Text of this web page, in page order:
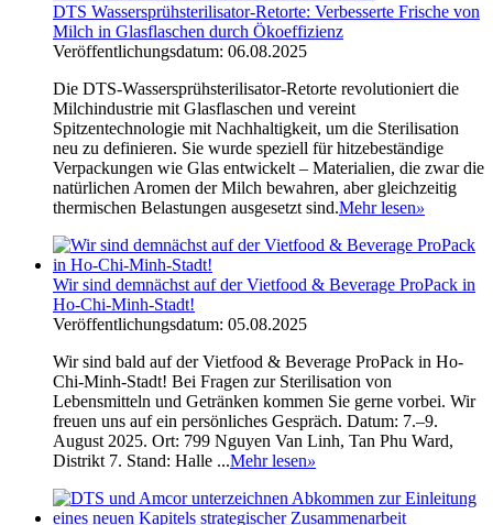
DTS Wassersprühsterilisator-Retorte: Verbesserte Frische von
Milch in Glasflaschen durch Ökoeffizienz
Veröffentlichungsdatum: 06.08.2025
Die DTS-Wassersprühsterilisator-Retorte revolutioniert die
Milchindustrie mit Glasflaschen und vereint
Spitzentechnologie mit Nachhaltigkeit, um die Sterilisation
neu zu definieren. Sie wurde speziell für hitzebeständige
Verpackungen wie Glas entwickelt – Materialien, die zwar die
natürlichen Aromen der Milch bewahren, aber gleichzeitig
thermischen Belastungen ausgesetzt sind.Mehr lesen»
Wir sind demnächst auf der Vietfood & Beverage ProPack in
Ho-Chi-Minh-Stadt!
Veröffentlichungsdatum: 05.08.2025
Wir sind bald auf der Vietfood & Beverage ProPack in Ho-
Chi-Minh-Stadt! Bei Fragen zur Sterilisation von
Lebensmitteln und Getränken kommen Sie gerne vorbei. Wir
freuen uns auf ein persönliches Gespräch. Datum: 7.–9.
August 2025. Ort: 799 Nguyen Van Linh, Tan Phu Ward,
Distrikt 7. Stand: Halle ...Mehr lesen»